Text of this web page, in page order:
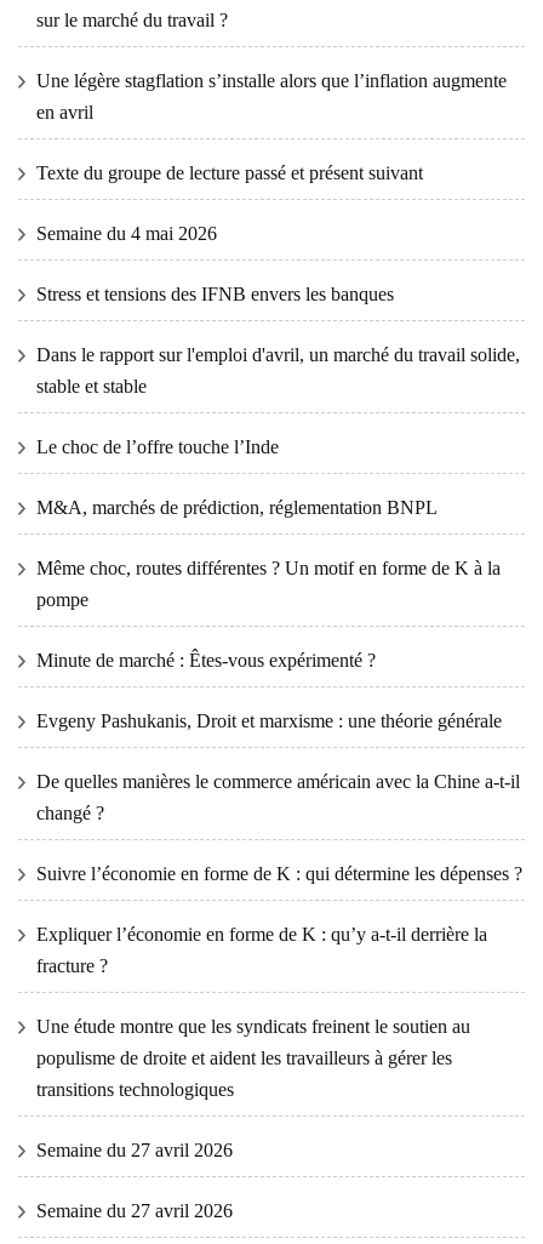
sur le marché du travail ?
Une légère stagflation s’installe alors que l’inflation augmente
en avril
Texte du groupe de lecture passé et présent suivant
Semaine du 4 mai 2026
Stress et tensions des IFNB envers les banques
Dans le rapport sur l'emploi d'avril, un marché du travail solide,
stable et stable
Le choc de l’offre touche l’Inde
M&A, marchés de prédiction, réglementation BNPL
Même choc, routes différentes ? Un motif en forme de K à la
pompe
Minute de marché : Êtes-vous expérimenté ?
Evgeny Pashukanis, Droit et marxisme : une théorie générale
De quelles manières le commerce américain avec la Chine a-t-il
changé ?
Suivre l’économie en forme de K : qui détermine les dépenses ?
Expliquer l’économie en forme de K : qu’y a-t-il derrière la
fracture ?
Une étude montre que les syndicats freinent le soutien au
populisme de droite et aident les travailleurs à gérer les
transitions technologiques
Semaine du 27 avril 2026
Semaine du 27 avril 2026